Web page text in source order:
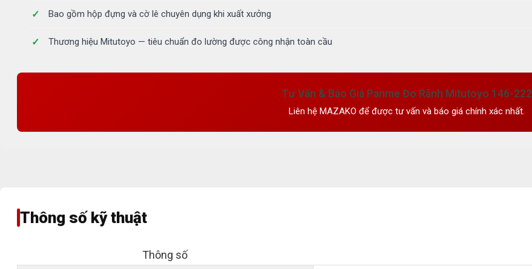
Bao gồm hộp đựng và cờ lê chuyên dụng khi xuất xưởng
Thương hiệu Mitutoyo — tiêu chuẩn đo lường được công nhận toàn cầu
Tư Vấn & Báo Giá Panme Đo Rãnh Mitutoyo 146-222
Liên hệ MAZAKO để được tư vấn và báo giá chính xác nhất.
Thông số kỹ thuật
Thông số